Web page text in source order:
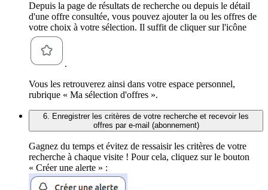
Depuis la page de résultats de recherche ou depuis le détail
d'une offre consultée, vous pouvez ajouter la ou les offres de
votre choix à votre sélection. Il suffit de cliquer sur l'icône
.
Vous les retrouverez ainsi dans votre espace personnel,
rubrique « Ma sélection d'offres ».
6. Enregistrer les critères de votre recherche et recevoir les
offres par e-mail (abonnement)
Gagnez du temps et évitez de ressaisir les critères de votre
recherche à chaque visite ! Pour cela, cliquez sur le bouton
« Créer une alerte » :